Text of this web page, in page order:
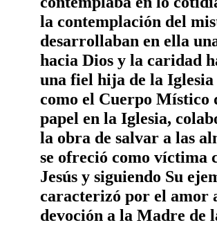
la contemplación del
desarrollaban en ella
hacia Dios y la caridad
una fiel hija de la
como el Cuerpo Místico
papel en la Iglesia,
la obra de salvar a las
se ofreció como víctima
Jesús y siguiendo Su
caracterizó por el amor
devoción a la Madre